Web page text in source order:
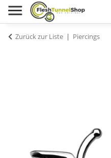
Zurück zur Liste Piercings